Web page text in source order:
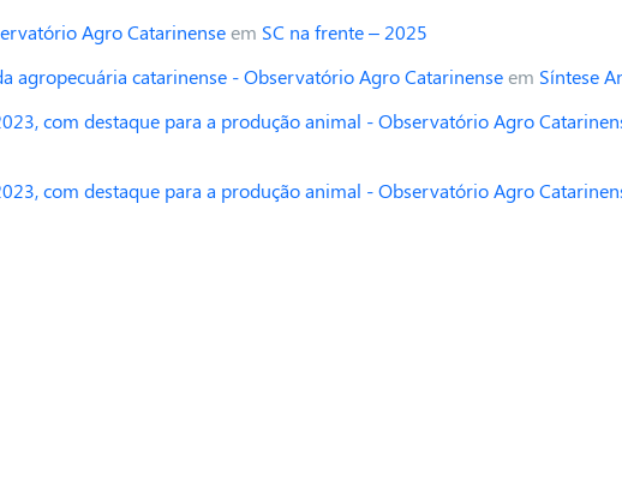
Agro Catarinenseem SC na frente – 2025
agropecuária catarinense - Observatório Agro Catarinenseem Síntese
com destaque para a produção animal - Observatório Agro
com destaque para a produção animal - Observatório Agro